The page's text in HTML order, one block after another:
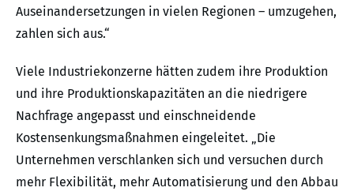
Auseinandersetzungen in vielen Regionen – umzugehen,
zahlen sich aus.“
Viele Industriekonzerne hätten zudem ihre Produktion
und ihre Produktionskapazitäten an die niedrigere
Nachfrage angepasst und einschneidende
Kostensenkungsmaßnahmen eingeleitet. „Die
Unternehmen verschlanken sich und versuchen durch
mehr Flexibilität, mehr Automatisierung und den Abbau